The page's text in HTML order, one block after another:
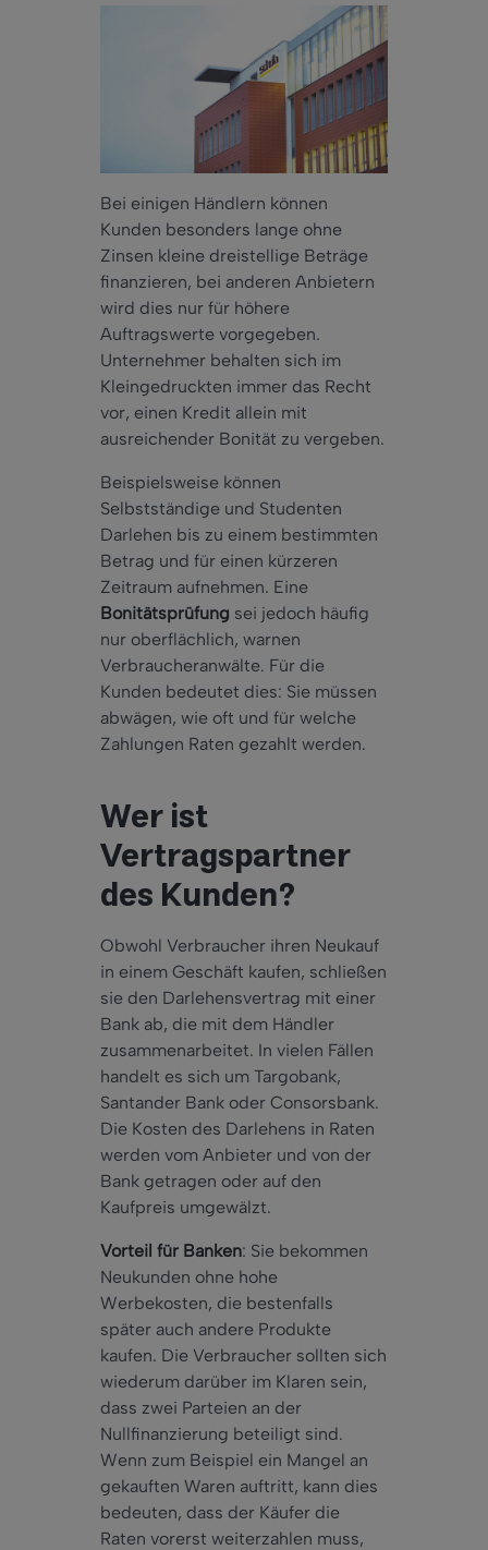
Bei einigen Händlern können
Kunden besonders lange ohne
Zinsen kleine dreistellige Beträge
finanzieren, bei anderen Anbietern
wird dies nur für höhere
Auftragswerte vorgegeben.
Unternehmer behalten sich im
Kleingedruckten immer das Recht
vor, einen Kredit allein mit
ausreichender Bonität zu vergeben.
Beispielsweise können
Selbstständige und Studenten
Darlehen bis zu einem bestimmten
Betrag und für einen kürzeren
Zeitraum aufnehmen. Eine
Bonitätsprüfung sei jedoch häufig
nur oberflächlich, warnen
Verbraucheranwälte. Für die
Kunden bedeutet dies: Sie müssen
abwägen, wie oft und für welche
Zahlungen Raten gezahlt werden.
Wer ist
Vertragspartner
des Kunden?
Obwohl Verbraucher ihren Neukauf
in einem Geschäft kaufen, schließen
sie den Darlehensvertrag mit einer
Bank ab, die mit dem Händler
zusammenarbeitet. In vielen Fällen
handelt es sich um Targobank,
Santander Bank oder Consorsbank.
Die Kosten des Darlehens in Raten
werden vom Anbieter und von der
Bank getragen oder auf den
Kaufpreis umgewälzt.
Vorteil für Banken: Sie bekommen
Neukunden ohne hohe
Werbekosten, die bestenfalls
später auch andere Produkte
kaufen. Die Verbraucher sollten sich
wiederum darüber im Klaren sein,
dass zwei Parteien an der
Nullfinanzierung beteiligt sind.
Wenn zum Beispiel ein Mangel an
gekauften Waren auftritt, kann dies
bedeuten, dass der Käufer die
Raten vorerst weiterzahlen muss,